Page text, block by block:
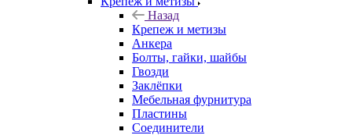
Назад
Крепеж и метизы
Анкера
Болты, гайки, шайбы
Гвозди
Заклёпки
Мебельная фурнитура
Пластины
Соединители